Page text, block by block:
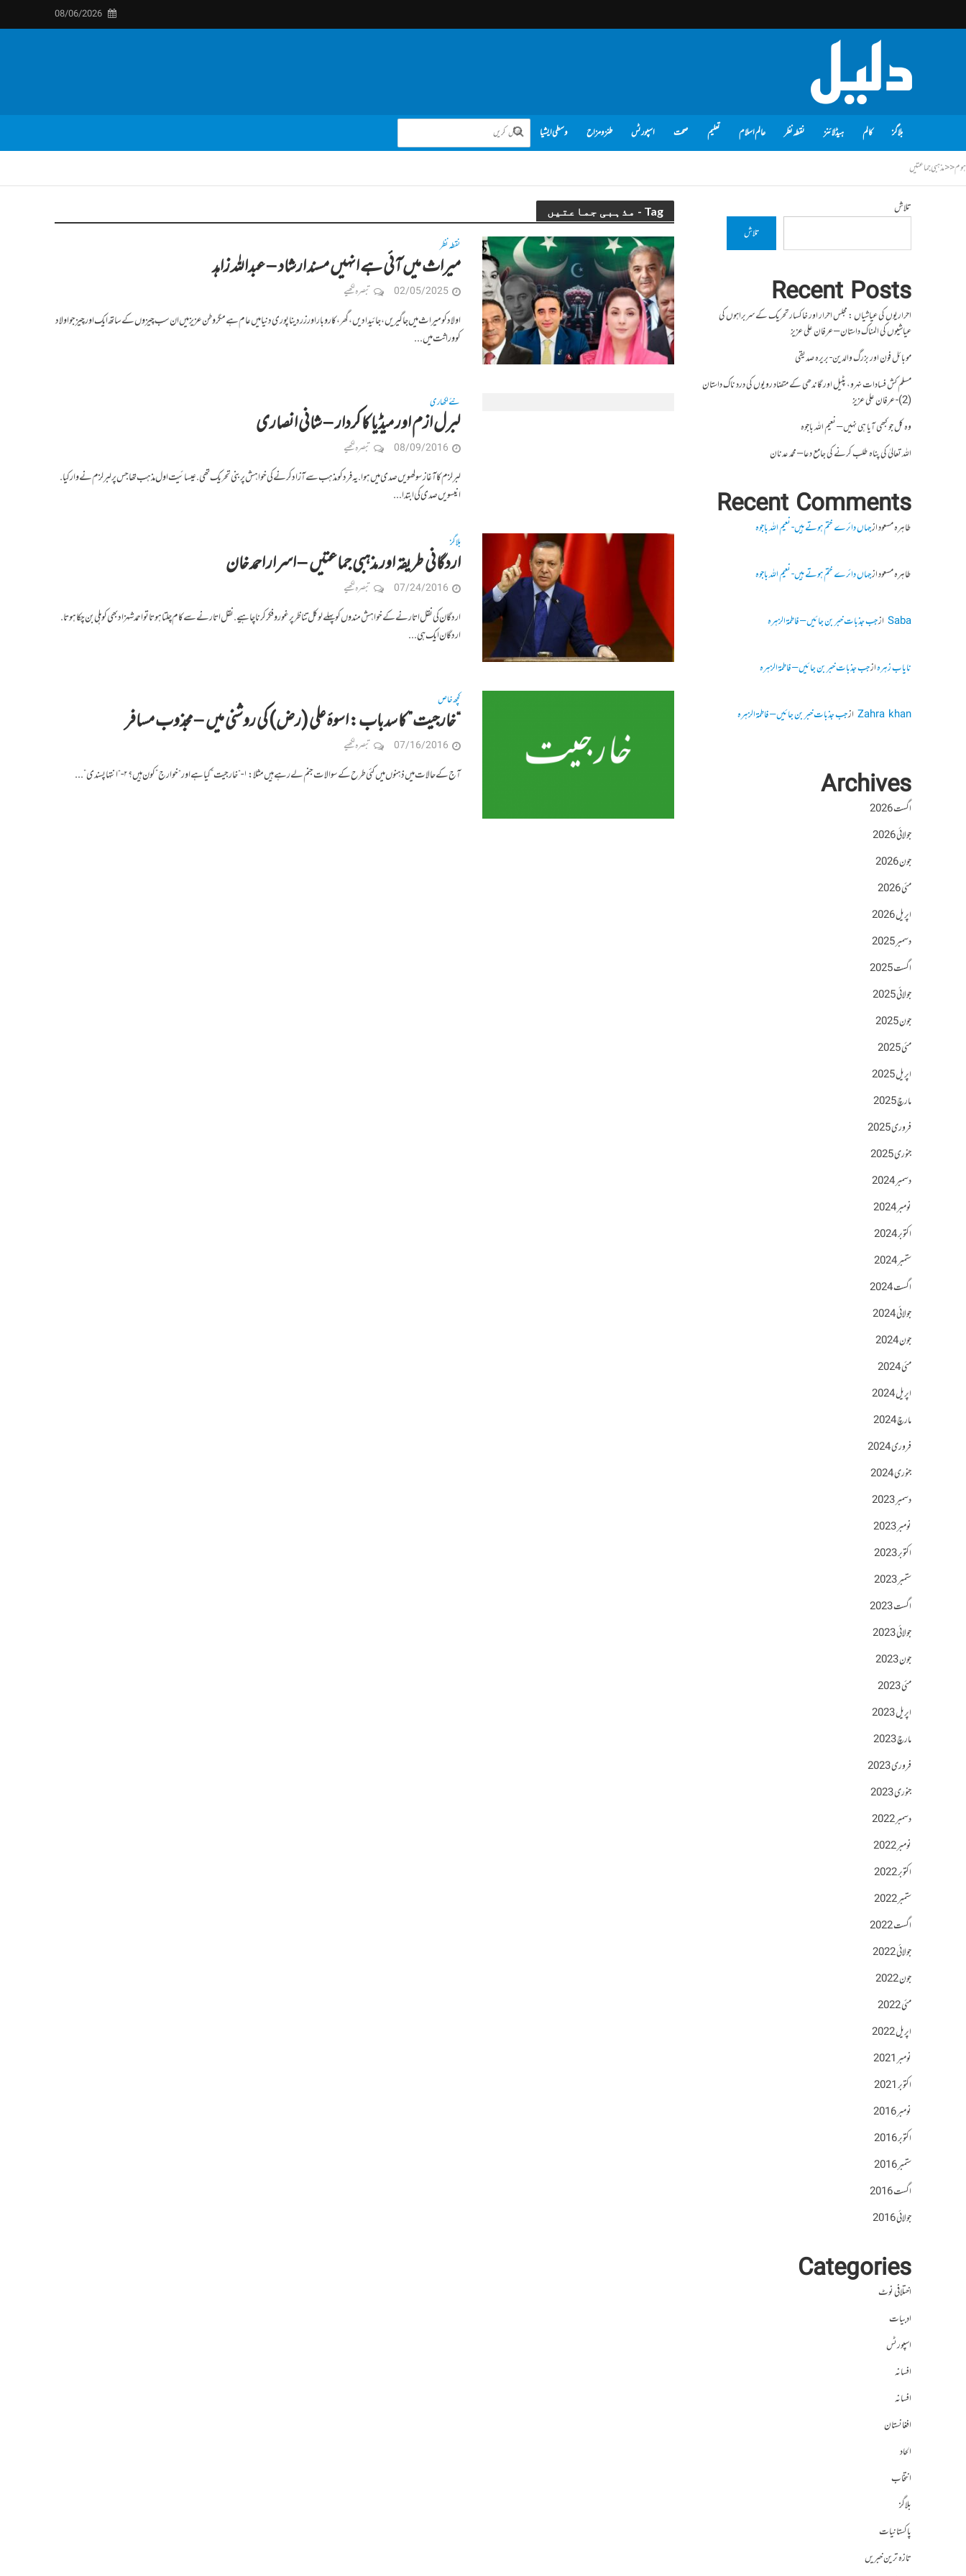
08/06/2026
بلاگز کالم ہیڈلائنز نقطہ نظر عالم اسلام تعلیم صحت اسپورٹس طنز و مزاح وسطی ایشیا
ہوم<<مذہبی جماعتیں
Tag - مذہبی جماعتیں
نقطہ نظر
میراث میں آئی ہے انہیں مسند ارشاد – عبداللہ زاہد
02/05/2025 تبصرہ لکھیے
اولاد کو میراث میں جاگیریں، جائیدادیں، گھر، کاروبار اور زر دینا پوری دنیا میں عام ہے مگر وطن عزیز میں ان سب چیزوں کے ساتھ ایک اور چیز جو اولاد
کو وراثت میں...
نئے لکھاری
لبرل ازم اور میڈیا کا کردار – شانی انصاری
08/09/2016 تبصرہ لکھیے
لبرلزم کا آغاز سولھویں صدی میں ہوا. یہ فرد کو مذہب سے آزاد کرنے کی خواہش پر بنی تحریک تھی. عیسائیت اول مذہب تھا جس پر لبرلزم نے وار کیا.
انیسویں صدی کی ابتدا...
بلاگز
اردگانی طریقہ اور مذہبی جماعتیں – اسرار احمد خان
07/24/2016 تبصرہ لکھیے
اردگان کی نقل اتارنے کے خواہش مندوں کو پہلے لوکل تناظر پر غور و فکر کرنا چاہیے. نقل اتارنے سے کام چلتا ہوتا تو احمد شہزاد بھی کوہلی بن چکا ہوتا.
اردگان ایک ہی...
کچھ خاص
“خارجیت” کا سدباب: اسوۂ علی (رض) کی روشنی میں – مجذوب مسافر
07/16/2016 تبصرہ لکھیے
آج کے حالات میں ذہنوں میں کئی طرح کے سوالات جنم لے رہے ہیں مثلا: ١- “خارجیت” کیا ہے اور “خوارج” کون ہیں؟ ٢- “انتہا پسندی”...
تلاش
تلاش
Recent Posts
احراریوں کی عیاشیاں : مجلس احرار اور خاکسار تحریک کے سربراہوں کی
عیاشیوں کی المناک داستان – عرفان علی عزیز
موبائل فون اور بزرگ والدین- بریرہ صدیقی
مسلم کش فسادات نہرو، پٹیل اور گاندھی کے متضاد رویوں کی درد ناک داستان
(2)- عرفان علی عزیز
وہ کل جو کبھی آیا ہی نہیں – نعیم اللہ باجوہ
اللہ تعالیٰ کی پناہ طلب کرنے کی جامع دعا – محمد عدنان
Recent Comments
طاہرہ مسعودازجہاں دائرے ختم ہوتے ہیں- نعیم اللہ باجوہ
طاہرہ مسعودازجہاں دائرے ختم ہوتے ہیں- نعیم اللہ باجوہ
Sabaازجب جذبات خبر بن جائیں – فاطمۃالزہرہ
نایاب زہرہازجب جذبات خبر بن جائیں – فاطمۃالزہرہ
Zahra khanازجب جذبات خبر بن جائیں – فاطمۃالزہرہ
Archives
اگست 2026
جولائی 2026
جون 2026
مئی 2026
اپریل 2026
دسمبر 2025
اگست 2025
جولائی 2025
جون 2025
مئی 2025
اپریل 2025
مارچ 2025
فروری 2025
جنوری 2025
دسمبر 2024
نومبر 2024
اکتوبر 2024
ستمبر 2024
اگست 2024
جولائی 2024
جون 2024
مئی 2024
اپریل 2024
مارچ 2024
فروری 2024
جنوری 2024
دسمبر 2023
نومبر 2023
اکتوبر 2023
ستمبر 2023
اگست 2023
جولائی 2023
جون 2023
مئی 2023
اپریل 2023
مارچ 2023
فروری 2023
جنوری 2023
دسمبر 2022
نومبر 2022
اکتوبر 2022
ستمبر 2022
اگست 2022
جولائی 2022
جون 2022
مئی 2022
اپریل 2022
نومبر 2021
اکتوبر 2021
نومبر 2016
اکتوبر 2016
ستمبر 2016
اگست 2016
جولائی 2016
Categories
اختلافی نوٹ
ادبیات
اسپورٹس
افسانہ
افسانہ
افغانستان
الحاد
انتخاب
بلاگز
پاکستانیات
تازہ ترین خبریں